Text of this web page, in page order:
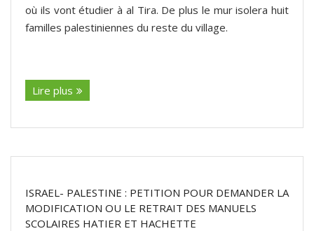
où ils vont étudier à al Tira. De plus le mur isolera huit
familles palestiniennes du reste du village.
Lire plus
ISRAEL- PALESTINE : PETITION POUR DEMANDER LA
MODIFICATION OU LE RETRAIT DES MANUELS
SCOLAIRES HATIER ET HACHETTE